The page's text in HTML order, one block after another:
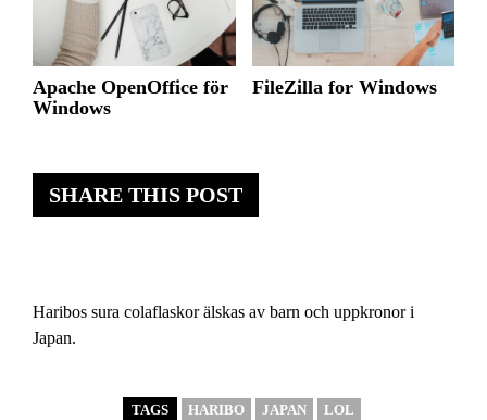
SHARE THIS POST
Haribos sura colaflaskor älskas av barn och uppkronor i
Japan.
TAGS HARIBO JAPAN LOL
Apache OpenOffice för
Windows
FileZilla for Windows